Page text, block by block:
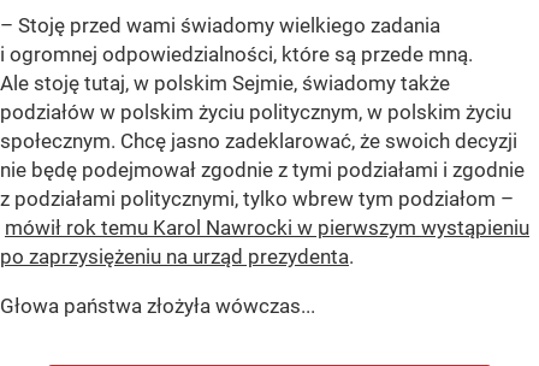
– Stoję przed wami świadomy wielkiego zadania
i ogromnej odpowiedzialności, które są przede mną.
Ale stoję tutaj, w polskim Sejmie, świadomy także
podziałów w polskim życiu politycznym, w polskim życiu
społecznym. Chcę jasno zadeklarować, że swoich decyzji
nie będę podejmował zgodnie z tymi podziałami i zgodnie
z podziałami politycznymi, tylko wbrew tym podziałom –
mówił rok temu Karol Nawrocki w pierwszym wystąpieniu
po zaprzysiężeniu na urząd prezydenta.
Głowa państwa złożyła wówczas...